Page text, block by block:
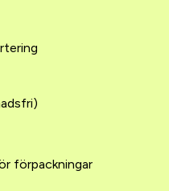
förpackningar